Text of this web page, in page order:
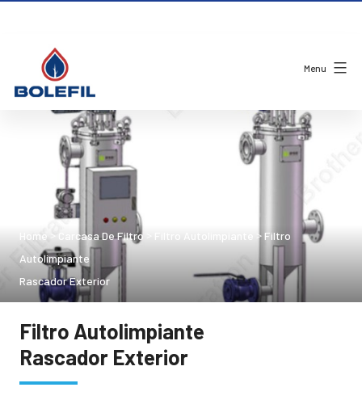
Menu
Home> Carcasa De Filtro > Filtro
Autolimpiante
Rascador Exterior
Filtro Autolimpiante
Rascador Exterior